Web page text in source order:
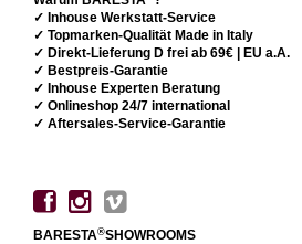
✓ Inhouse Werkstatt-Service
✓ Topmarken-Qualität Made in Italy
✓ Direkt-Lieferung D frei ab 69€ | EU a.A.
✓ Bestpreis-Garantie
✓ Inhouse Experten Beratung
✓ Onlineshop 24/7 international
✓ Aftersales-Service-Garantie
BARESTA®SHOWROOMS